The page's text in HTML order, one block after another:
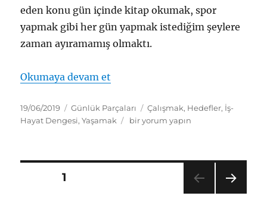
eden konu gün içinde kitap okumak, spor
yapmak gibi her gün yapmak istediğim şeylere
zaman ayıramamış olmaktı.
Okumaya devam et
Yayın
tarihi
19/06/2019 Kategoriler
Günlük Parçaları Etiketler
Çalışmak, Hedefler, İş-
Hayat Dengesi,Yaşamak
Günlük
bir yorum yapın
SAYFA1